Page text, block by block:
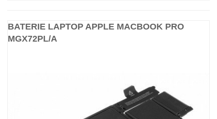
BATERIE LAPTOP APPLE MACBOOK PRO
MGX72PL/A